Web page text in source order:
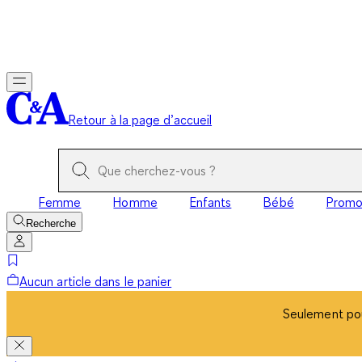
Retour à la page d’accueil
Femme Homme Enfants Bébé Promo
Recherche
Aucun article dans le panier
Seulement